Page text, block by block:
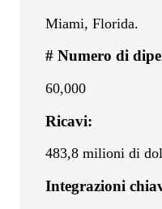
Miami, Florida.
# Numero di
60,000
Ricavi:
483,8 milioni di
Integrazioni